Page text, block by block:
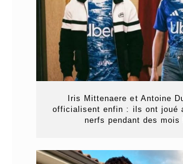
Iris Mittenaere et Antoine
officialisent enfin : ils ont joué
nerfs pendant des mois